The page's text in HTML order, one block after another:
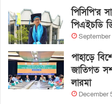
পিসিপি’র
পিএইচডি
September
পাহাড়ে
জাতিগত
লারমা
December